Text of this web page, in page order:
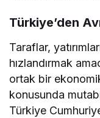
Türkiye’den
Taraflar,
hızlandırmak
ortak bir
konusunda
Türkiye